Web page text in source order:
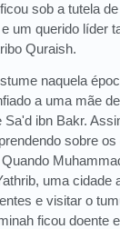
sob a tutela
um querido líder
Quraish.
naquela
a uma mãe
Sa'd ibn Bakr.
sobre
uma cidade
e visitar o
ficou doente